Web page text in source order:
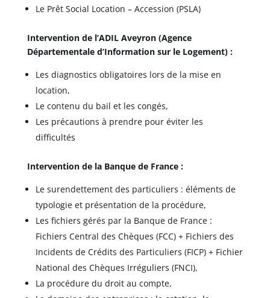
Le Prêt Social Location – Accession (PSLA)
Intervention de l’ADIL Aveyron (Agence
Départementale d’Information sur le Logement) :
Les diagnostics obligatoires lors de la mise en
location,
Le contenu du bail et les congés,
Les précautions à prendre pour éviter les
difficultés
Intervention de la Banque de France :
Le surendettement des particuliers : éléments de
typologie et présentation de la procédure,
Les fichiers gérés par la Banque de France :
Fichiers Central des Chèques (FCC) + Fichiers des
Incidents de Crédits des Particuliers (FICP) + Fichier
National des Chèques Irréguliers (FNCI),
La procédure du droit au compte,